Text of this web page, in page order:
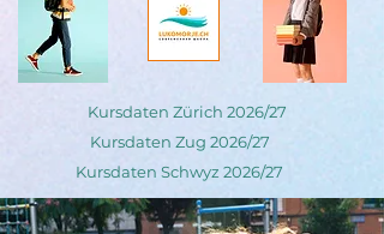
Kursdaten Zürich 2026/27
Kursdaten Zug 2026/27
Kursdaten Schwyz 2026/27